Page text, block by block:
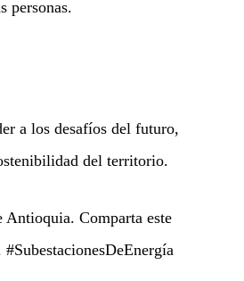
personas.
a los desafíos del futuro,
del territorio.
Antioquia. Comparta este